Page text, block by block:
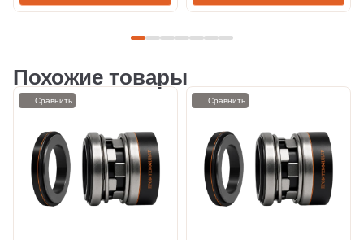
Похожие товары
Сравнить Сравнить